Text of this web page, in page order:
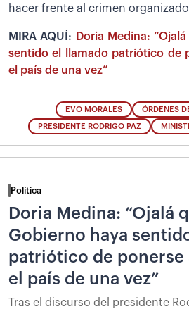
hacer frente al crimen
MIRA AQUÍ:
Doria Medina:
sentido el llamado patriótico de
el país de una vez”
EVO MORALES ÓRDENES
PRESIDENTE RODRIGO PAZ
Política
Doria Medina: “Ojalá
Gobierno haya
patriótico de ponerse
el país de una vez”
Tras el discurso del presidente